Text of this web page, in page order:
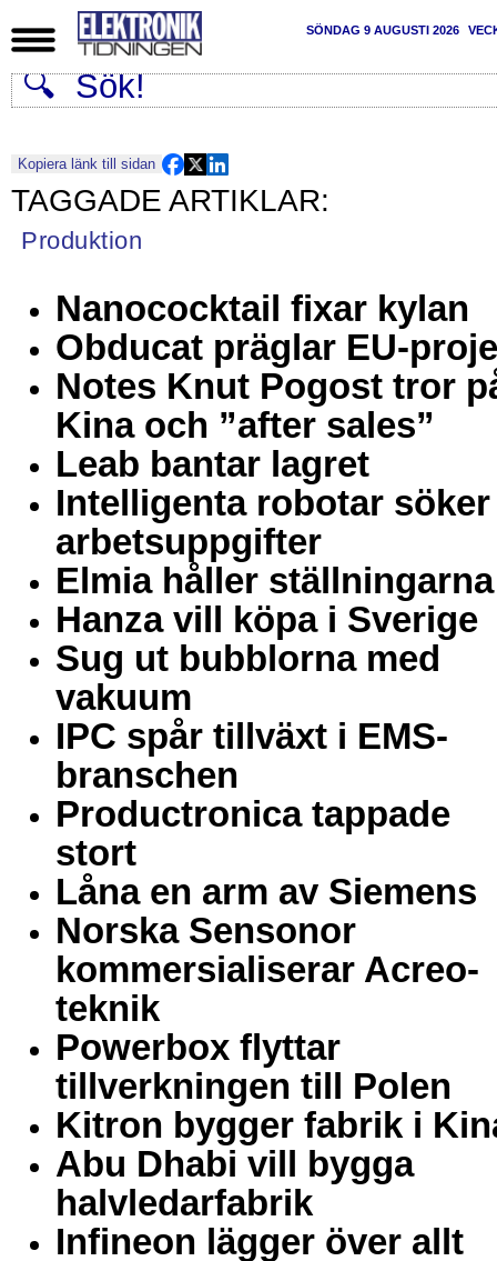
SÖNDAG 9 AUGUSTI 2026
Kopiera länk till sidan
Produktion
Nanococktail fixar kylan
Obducat präglar EU-
Notes Knut Pogost tror
Kina och ”after sales”
Leab bantar lagret
Intelligenta robotar söker
arbetsuppgifter
Elmia håller ställningarna
Hanza vill köpa i Sverige
Sug ut bubblorna med
vakuum
IPC spår tillväxt i EMS-
branschen
Productronica tappade
stort
Låna en arm av Siemens
Norska Sensonor
kommersialiserar Acreo-
teknik
Powerbox flyttar
tillverkningen till Polen
Kitron bygger fabrik i
Abu Dhabi vill bygga
halvledarfabrik
Infineon lägger över allt